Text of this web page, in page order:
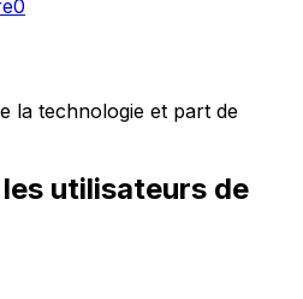
0
la technologie et part de
utilisateurs de